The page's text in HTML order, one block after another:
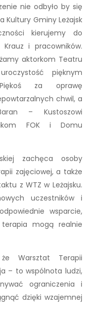
nie odbyło by się
Kultury Gminy Leżajsk
kierujemy do
i pracowników.
aktorkom Teatru
pięknym
za oprawę
chwil, a
– Kustoszowi
FOK i Domu
zachęca osoby
zajęciowej, a także
z WTZ w Leżajsku.
uczestników i
wsparcie,
terapia mogą realnie
Warsztat Terapii
– to wspólnota ludzi,
ograniczenia i
dzięki wzajemnej